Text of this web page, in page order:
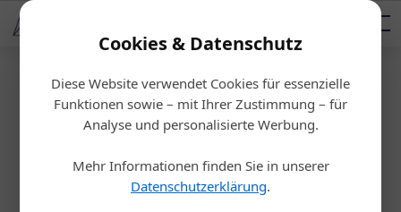
Cookies & Datenschutz
Diese Website verwendet Cookies für essenzielle
Funktionen sowie – mit Ihrer Zustimmung – für
Analyse und personalisierte Werbung.
Mehr Informationen finden Sie in unserer
Datenschutzerklärung.
AUTOMOTIVE AKADEMIE
Podcast
Startseite/Diagnosekrimi
Diagnosekrimi
Elektroauto im Koma
08.06.2022, 10:56 Uhr